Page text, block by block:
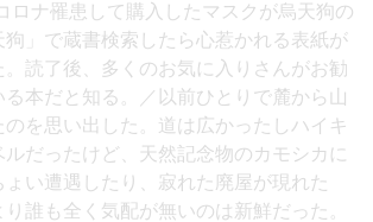
ロナ罹患して購入したマスクが烏天狗の
狗」で蔵書検索したら心惹かれる表紙が
。読了後、多くのお気に入りさんがお勧
る本だと知る。／以前ひとりで麓から山
のを思い出した。道は広かったしハイキ
ルだったけど、天然記念物のカモシカに
ょい遭遇したり、寂れた廃屋が現れた
り誰も全く気配が無いのは新鮮だった。